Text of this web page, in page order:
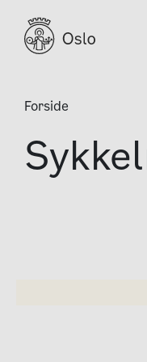
Forside